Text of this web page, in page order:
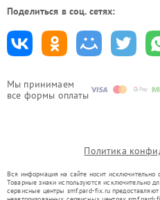
Мы принимаем
все формы оплаты
Поделиться в соц. сетях:
Политика
Вся информация на сайте носит исключительно
Товарные знаки используются исключительно
сервисные центры smf.pard-fix.ru